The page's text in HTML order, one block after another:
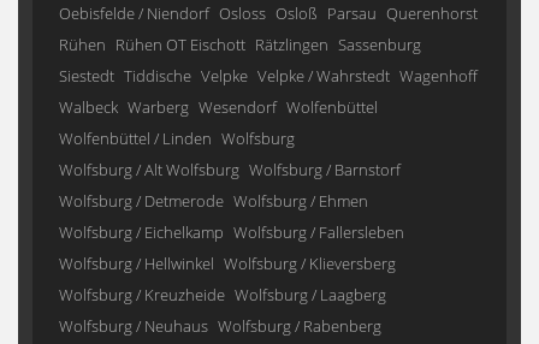
Oebisfelde / Niendorf Osloss Osloß Parsau Querenhorst
Rühen Rühen OT Eischott Rätzlingen Sassenburg
Siestedt Tiddische Velpke Velpke / Wahrstedt Wagenhoff
Walbeck Warberg Wesendorf Wolfenbüttel
Wolfenbüttel / Linden Wolfsburg
Wolfsburg / Alt Wolfsburg Wolfsburg / Barnstorf
Wolfsburg / Detmerode Wolfsburg / Ehmen
Wolfsburg / Eichelkamp Wolfsburg / Fallersleben
Wolfsburg / Hellwinkel Wolfsburg / Klieversberg
Wolfsburg / Kreuzheide Wolfsburg / Laagberg
Wolfsburg / Neuhaus Wolfsburg / Rabenberg